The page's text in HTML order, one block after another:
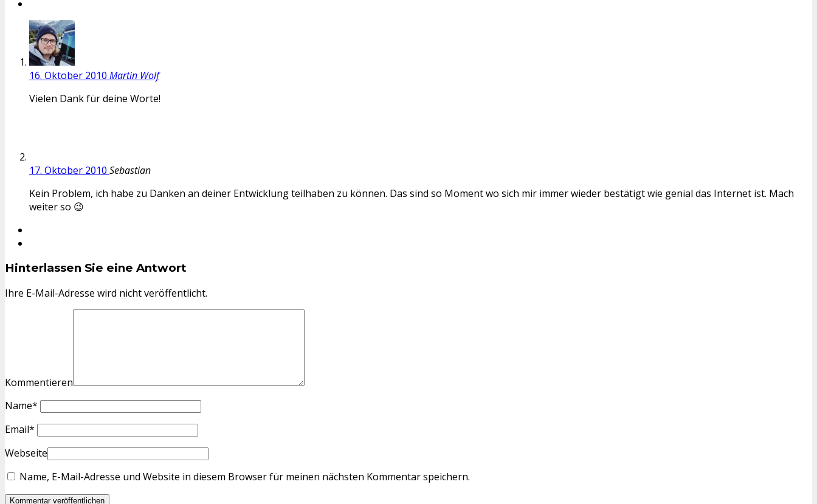
16. Oktober 2010 Martin Wolf
Vielen Dank für deine Worte!
17. Oktober 2010 Sebastian
Kein Problem, ich habe zu Danken an deiner Entwicklung teilhaben zu können. Das sind so Moment wo sich mir immer wieder bestätigt wie genial das Internet ist. Mach
weiter so 😉
Hinterlassen Sie eine Antwort
Ihre E-Mail-Adresse wird nicht veröffentlicht.
Kommentieren
Name*
Email*
Webseite
Name, E-Mail-Adresse und Website in diesem Browser für meinen nächsten Kommentar speichern.